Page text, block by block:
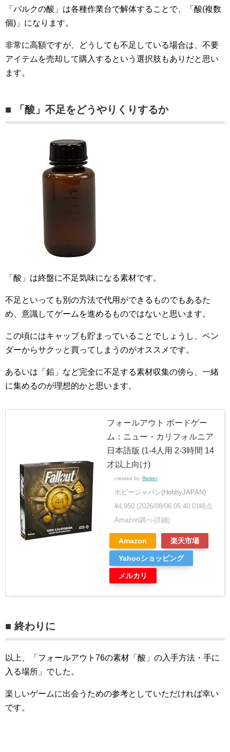
「バルクの酸」は各種作業台で解体することで、「酸(複数
個)」になります。
非常に高額ですが、どうしても不足している場合は、不要
アイテムを売却して購入するという選択肢もありだと思い
ます。
■ 「酸」不足をどうやりくりするか
「酸」は終盤に不足気味になる素材です。
不足といっても別の方法で代用ができるものでもあるた
め、意識してゲームを進めるものではないと思います。
この頃にはキャップも貯まっていることでしょうし、ベン
ダーからサクッと買ってしまうのがオススメです。
あるいは「鉛」など完全に不足する素材収集の傍ら、一緒
に集めるのが理想的かと思います。
フォールアウト ボードゲー
ム：ニュー・カリフォルニア
日本語版 (1-4人用 2-3時間 14
才以上向け)
created by Rinker
ホビージャパン(HobbyJAPAN)
¥4,950 (2026/08/06 06:40:01時点
Amazon調べ-詳細)
Amazon 楽天市場
Yahooショッピング
メルカリ
■ 終わりに
以上、「フォールアウト76の素材「酸」の入手方法・手に
入る場所」でした。
楽しいゲームに出会うための参考としていただければ幸い
です。